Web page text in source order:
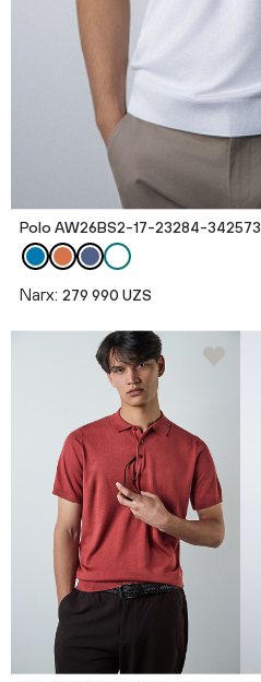
Polo AW26BS2-17-23284-342573
Narx: 279 990 UZS